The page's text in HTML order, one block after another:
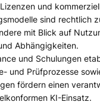
und
sind rechtlich
mit Blick auf
Abhängigkeiten.
und Schulungen
und Prüfprozesse
fördern einen
KI-Einsatz.